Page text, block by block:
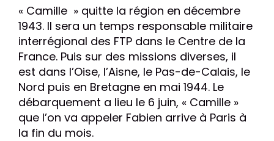
« Camille » quitte la région en décembre
1943. Il sera un temps responsable militaire
interrégional des FTP dans le Centre de la
France. Puis sur des missions diverses, il
est dans l’Oise, l’Aisne, le Pas-de-Calais, le
Nord puis en Bretagne en mai 1944. Le
débarquement a lieu le 6 juin, « Camille »
que l’on va appeler Fabien arrive à Paris à
la fin du mois.